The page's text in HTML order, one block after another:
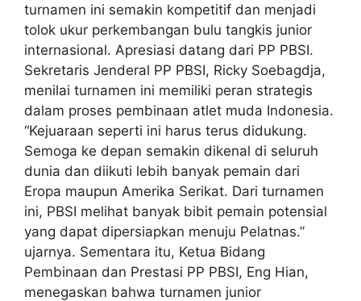
turnamen ini semakin kompetitif dan menjadi
tolok ukur perkembangan bulu tangkis junior
internasional. Apresiasi datang dari PP PBSI.
Sekretaris Jenderal PP PBSI, Ricky Soebagdja,
menilai turnamen ini memiliki peran strategis
dalam proses pembinaan atlet muda Indonesia.
“Kejuaraan seperti ini harus terus didukung.
Semoga ke depan semakin dikenal di seluruh
dunia dan diikuti lebih banyak pemain dari
Eropa maupun Amerika Serikat. Dari turnamen
ini, PBSI melihat banyak bibit pemain potensial
yang dapat dipersiapkan menuju Pelatnas.”
ujarnya. Sementara itu, Ketua Bidang
Pembinaan dan Prestasi PP PBSI, Eng Hian,
menegaskan bahwa turnamen junior